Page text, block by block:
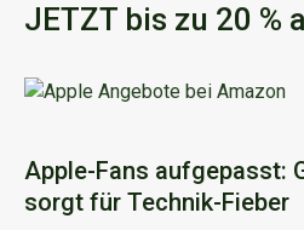
JETZT bis zu 20 %
Apple-Fans aufgepasst:
sorgt für Technik-Fieber